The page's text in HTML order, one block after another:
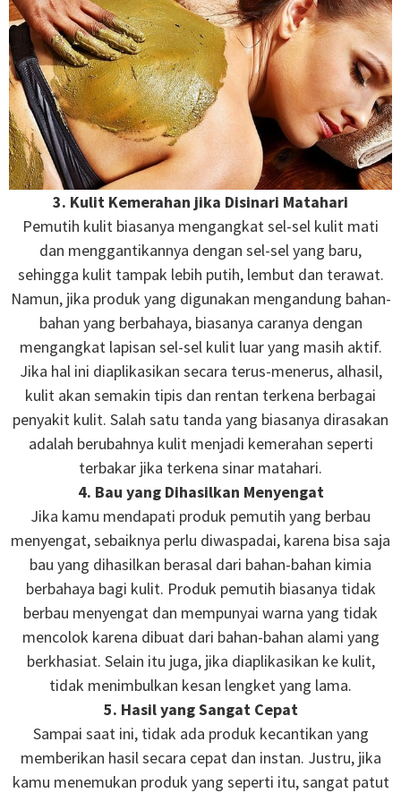
3. Kulit Kemerahan jika Disinari Matahari
Pemutih kulit biasanya mengangkat sel-sel kulit mati
dan menggantikannya dengan sel-sel yang baru,
sehingga kulit tampak lebih putih, lembut dan terawat.
Namun, jika produk yang digunakan mengandung bahan-
bahan yang berbahaya, biasanya caranya dengan
mengangkat lapisan sel-sel kulit luar yang masih aktif.
Jika hal ini diaplikasikan secara terus-menerus, alhasil,
kulit akan semakin tipis dan rentan terkena berbagai
penyakit kulit. Salah satu tanda yang biasanya dirasakan
adalah berubahnya kulit menjadi kemerahan seperti
terbakar jika terkena sinar matahari.
4. Bau yang Dihasilkan Menyengat
Jika kamu mendapati produk pemutih yang berbau
menyengat, sebaiknya perlu diwaspadai, karena bisa saja
bau yang dihasilkan berasal dari bahan-bahan kimia
berbahaya bagi kulit. Produk pemutih biasanya tidak
berbau menyengat dan mempunyai warna yang tidak
mencolok karena dibuat dari bahan-bahan alami yang
berkhasiat. Selain itu juga, jika diaplikasikan ke kulit,
tidak menimbulkan kesan lengket yang lama.
5. Hasil yang Sangat Cepat
Sampai saat ini, tidak ada produk kecantikan yang
memberikan hasil secara cepat dan instan. Justru, jika
kamu menemukan produk yang seperti itu, sangat patut